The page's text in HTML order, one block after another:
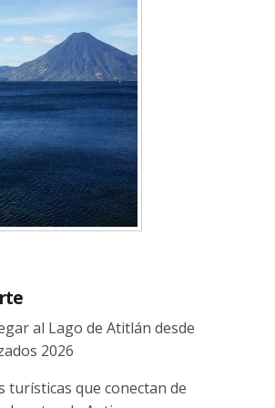
al Lago de Atitlán desde
2026
turísticas que conectan de